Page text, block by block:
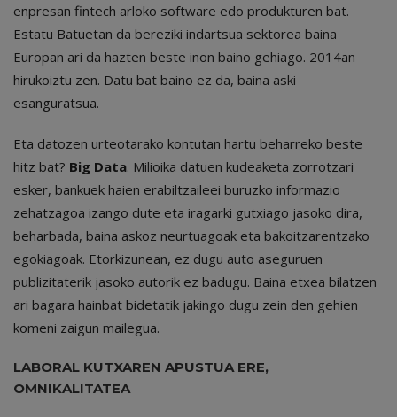
enpresan fintech arloko software edo produkturen bat.
Estatu Batuetan da bereziki indartsua sektorea baina
Europan ari da hazten beste inon baino gehiago. 2014an
hirukoiztu zen. Datu bat baino ez da, baina aski
esanguratsua.
Eta datozen urteotarako kontutan hartu beharreko beste
hitz bat? Big Data. Milioika datuen kudeaketa zorrotzari
esker, bankuek haien erabiltzaileei buruzko informazio
zehatzagoa izango dute eta iragarki gutxiago jasoko dira,
beharbada, baina askoz neurtuagoak eta bakoitzarentzako
egokiagoak. Etorkizunean, ez dugu auto aseguruen
publizitaterik jasoko autorik ez badugu. Baina etxea bilatzen
ari bagara hainbat bidetatik jakingo dugu zein den gehien
komeni zaigun mailegua.
LABORAL KUTXAREN APUSTUA ERE,
OMNIKALITATEA